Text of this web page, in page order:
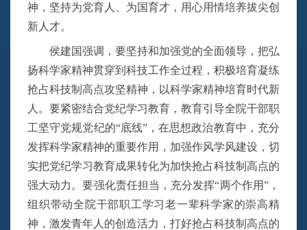
神，坚持为党育人、为国育才，用心用情培养拔尖创
新人才。
侯建国强调，要坚持和加强党的全面领导，把弘
扬科学家精神贯穿到科技工作全过程，积极培育凝练
抢占科技制高点攻坚精神，以科学家精神培育时代新
人。要紧密结合党纪学习教育，教育引导全院干部职
工坚守党规党纪的“底线”，在思想政治教育中，充分
发挥科学家精神的重要作用，加强作风学风建设，切
实把党纪学习教育成果转化为加快抢占科技制高点的
强大动力。要强化责任担当，充分发挥“两个作用”，
组织带动全院干部职工学习老一辈科学家的崇高精
神，激发青年人的创造活力，打好抢占科技制高点的